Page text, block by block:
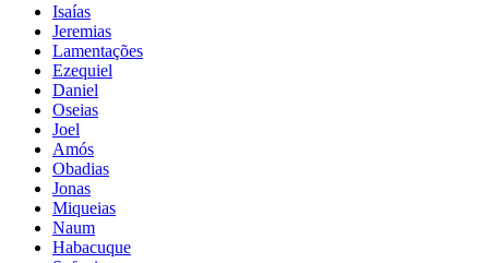
Isaías
Jeremias
Lamentações
Ezequiel
Daniel
Oseias
Joel
Amós
Obadias
Jonas
Miqueias
Naum
Habacuque